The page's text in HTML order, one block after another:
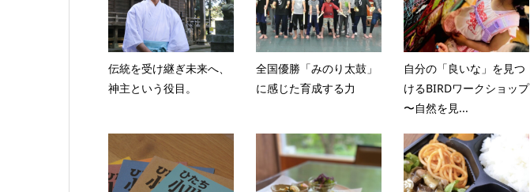
伝統を受け継ぎ未来へ、
神主という役目。
全国優勝「みのり太鼓」
に感じた育成する力
自分の「良いな」を見つ
けるBIRDワークショップ
〜自然を見...